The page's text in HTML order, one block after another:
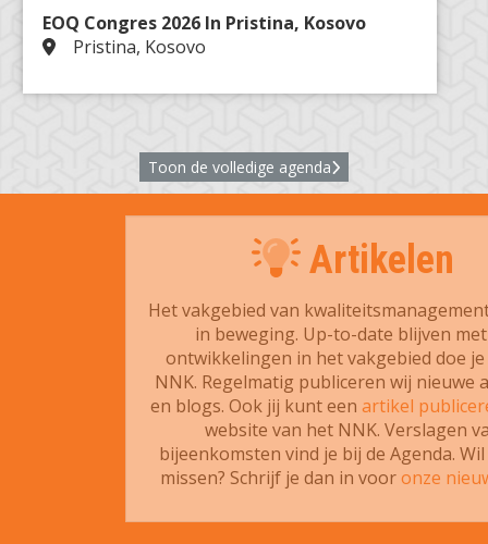
EOQ Congres 2026 In Pristina, Kosovo
Pristina, Kosovo
Toon de volledige agenda
Artikelen
Het vakgebied van
in beweging. Up-to-date blijven
ontwikkelingen in het vakgebied doe
NNK. Regelmatig publiceren wij nieuwe
en blogs. Ook jij kunt een artikel
website van het NNK. Verslagen
bijeenkomsten vind je bij de Agenda.
missen? Schrijf je dan in vooronze